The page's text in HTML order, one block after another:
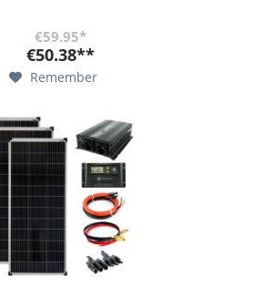
€59.95*
€50.38**
Remember